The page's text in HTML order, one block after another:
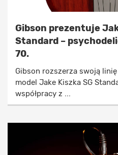
Gibson prezentuje
Standard –
70.
Gibson rozszerza swoją
model Jake Kiszka SG
współpracy z ...